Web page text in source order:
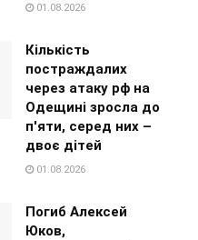
01.08.2026
Кількість
постраждалих
через атаку рф на
Одещині зросла до
п'яти, серед них –
двоє дітей
01.08.2026
Погиб Алексей
Юков,